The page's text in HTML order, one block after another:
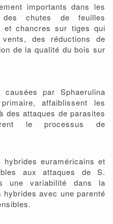
importants dans les
des chutes de feuilles
et chancres sur tiges qui
des réductions de
de la qualité du bois sur
par Sphaerulina
affaiblissent les
des attaques de parasites
le processus de
euraméricains et
aux attaques de S.
une variabilité dans la
avec une parenté